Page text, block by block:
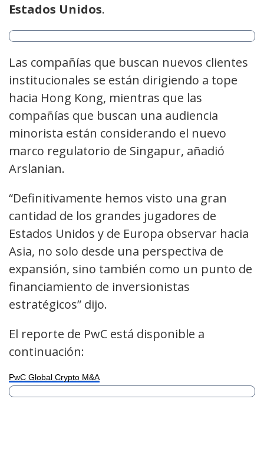
Estados Unidos.
Las compañías que buscan nuevos clientes
institucionales se están dirigiendo a tope
hacia Hong Kong, mientras que las
compañías que buscan una audiencia
minorista están considerando el nuevo
marco regulatorio de Singapur, añadió
Arslanian.
“Definitivamente hemos visto una gran
cantidad de los grandes jugadores de
Estados Unidos y de Europa observar hacia
Asia, no solo desde una perspectiva de
expansión, sino también como un punto de
financiamiento de inversionistas
estratégicos” dijo.
El reporte de PwC está disponible a
continuación:
PwC Global Crypto M&A